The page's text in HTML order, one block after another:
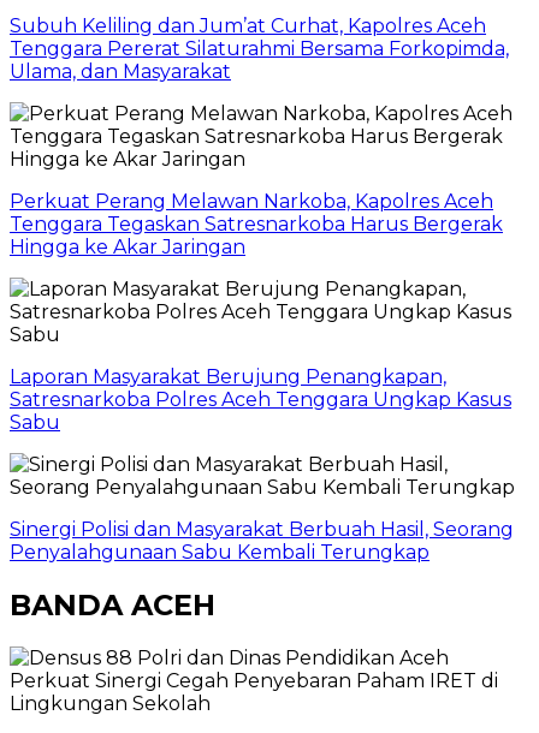
Subuh Keliling dan Jum’at Curhat, Kapolres Aceh
Tenggara Pererat Silaturahmi Bersama Forkopimda,
Ulama, dan Masyarakat
Perkuat Perang Melawan Narkoba, Kapolres Aceh
Tenggara Tegaskan Satresnarkoba Harus Bergerak
Hingga ke Akar Jaringan
Laporan Masyarakat Berujung Penangkapan,
Satresnarkoba Polres Aceh Tenggara Ungkap Kasus
Sabu
Sinergi Polisi dan Masyarakat Berbuah Hasil, Seorang
Penyalahgunaan Sabu Kembali Terungkap
BANDA ACEH